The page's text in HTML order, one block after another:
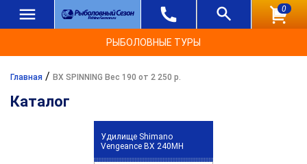
0
РЫБОЛОВНЫЕ ТУРЫ
Главная / BX SPINNING Вес 190 от 2 250 р.
Каталог
Удилище Shimano
Vengeance BX 240MH